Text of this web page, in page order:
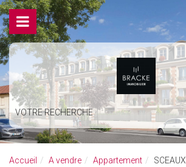
VOTRE RECHERCHE
Accueil A vendre Appartement SCEAUX